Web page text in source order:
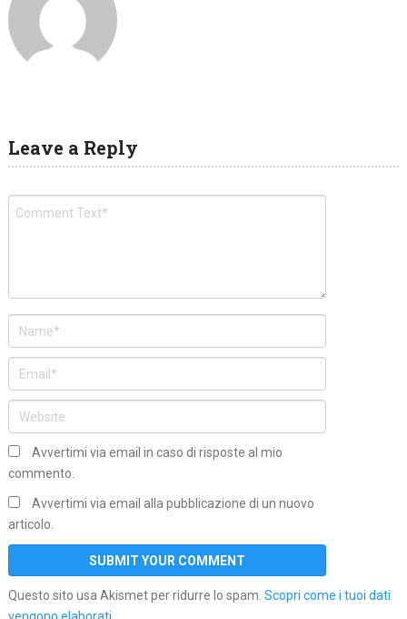
Leave a Reply
Avvertimi via email in caso di risposte al mio
commento.
Avvertimi via email alla pubblicazione di un nuovo
articolo.
Questo sito usa Akismet per ridurre lo spam. Scopri come i tuoi dati